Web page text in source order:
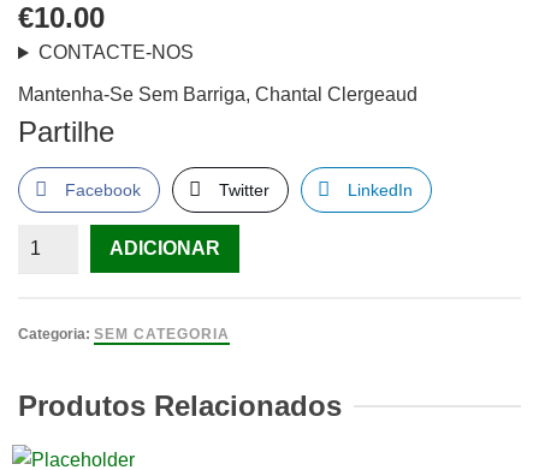
€10.00
CONTACTE-NOS
Mantenha-Se Sem Barriga, Chantal Clergeaud
Partilhe
Facebook Twitter LinkedIn
Quantidade
Se
Chantal
Clergeaud
ADICIONAR
Categoria: SEM CATEGORIA
Produtos Relacionados